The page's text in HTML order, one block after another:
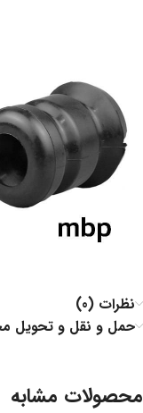
نظرات (0)
حمل و نقل و تحویل
محصولات مشابه